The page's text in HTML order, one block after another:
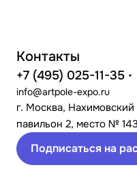
Контакты
+7 (495) 025-11-35
info@artpole-expo.ru
г. Москва,
павильон 2, место № 143
Подписаться на